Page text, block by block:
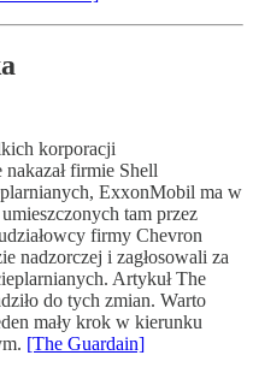
korporacji
firmie Shell
ExxonMobil ma w
tam przez
firmy Chevron
nadzorczej i zagłosowali za
Artykuł The
do tych zmian. Warto
mały krok w kierunku
[The Guardain]